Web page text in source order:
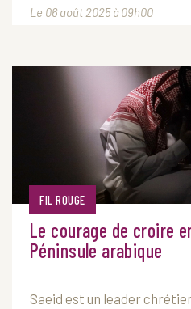
Le 06 août 2025 à 09h00
FIL ROUGE
Le courage de croire
Péninsule arabique
Saeid est un leader